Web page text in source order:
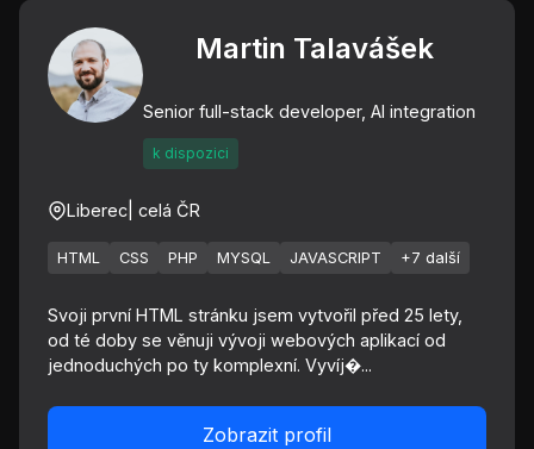
Martin Talavášek
Senior full-stack developer, AI integration
k dispozici
Liberec | celá ČR
HTML CSS PHP MYSQL JAVASCRIPT +7 další
Svoji první HTML stránku jsem vytvořil před 25 lety,
od té doby se věnuji vývoji webových aplikací od
jednoduchých po ty komplexní. Vyvíj�...
Zobrazit profil